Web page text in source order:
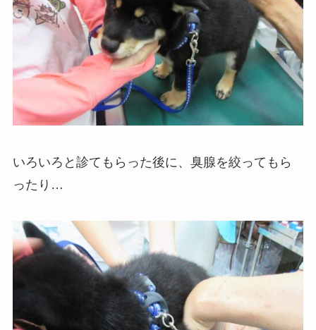
いろいろと診てもらった後に、臭腺を絞ってもら
ったり…